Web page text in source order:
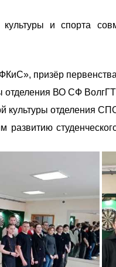
и спорта
призёр
отделения ВО СФ
культуры отделения